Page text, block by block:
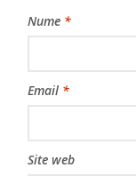
Nume *
Email *
Site web